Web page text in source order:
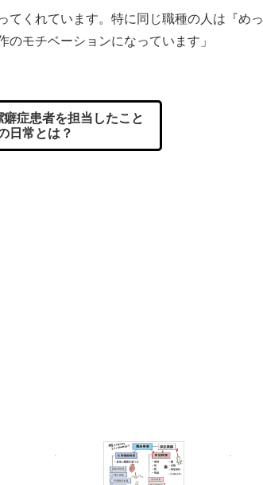
くれています。特に同じ職種の人は『めっ
モチベーションになっています」
症患者を担当したこと
日常とは？